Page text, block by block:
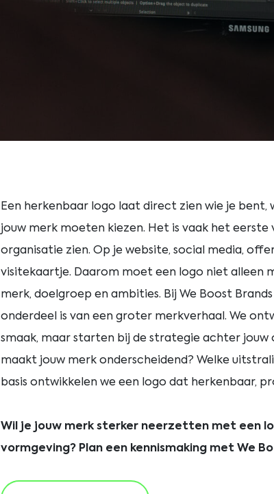
Een herkenbaar logo laat direct zien wie je
jouw merk moeten kiezen. Het is vaak het eerste
organisatie zien. Op je website, social media,
visitekaartje. Daarom moet een logo niet alleen
merk, doelgroep en ambities. Bij We Boost
onderdeel is van een groter merkverhaal. We
smaak, maar starten bij de strategie achter jouw
maakt jouw merk onderscheidend? Welke
basis ontwikkelen we een logo dat herkenbaar,
Wil je jouw merk sterker neerzetten met een
vormgeving? Plan een kennismaking met We